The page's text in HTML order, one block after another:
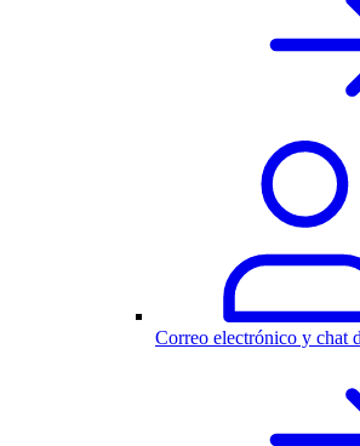
Correo electrónico y chat